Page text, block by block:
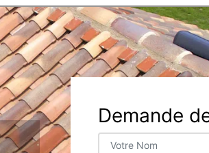
Demande